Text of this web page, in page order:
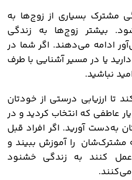
مشترک بسیاری از زوج‌ها به
بیشتر زوج‌ها به زندگی
ادامه می‌دهند. اگر شما در
یا در مسیر آشنایی با طرف
نباشید.
تا ارزیابی درستی از خودتان
عاطفی که انتخاب کردید و در
به‌دست آورید. اگر افراد قبل
مشترک‌شان را آموزش ببیند و
کنند به زندگی خشنود